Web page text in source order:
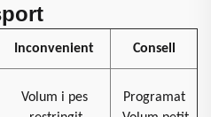
Inconvenient Consell
Volum i pes
Programat